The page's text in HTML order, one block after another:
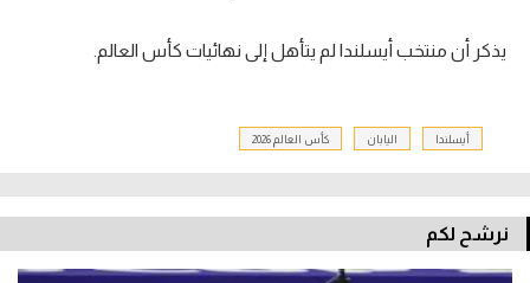
يذكر أن منتخب أيسلندا لم يتأهل إلى نهائيات كأس العالم.
أيسلندا اليابان كأس العالم 2026
نرشح لكم